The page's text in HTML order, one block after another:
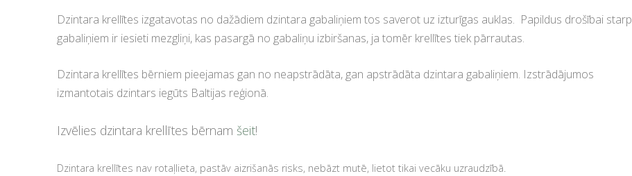
Dzintara krellītes izgatavotas no dažādiem dzintara gabaliņiem tos saverot uz izturīgas auklas. Papildus drošībai starp
gabaliņiem ir iesieti mezgliņi, kas pasargā no gabaliņu izbiršanas, ja tomēr krellītes tiek pārrautas.
Dzintara krellītes bērniem pieejamas gan no neapstrādāta, gan apstrādāta dzintara gabaliņiem. Izstrādājumos
izmantotais dzintars iegūts Baltijas reģionā.
Izvēlies dzintara krellītes bērnam šeit!
Dzintara krellītes nav rotaļlieta, pastāv aizrišanās risks, nebāzt mutē, lietot tikai vecāku uzraudzībā.